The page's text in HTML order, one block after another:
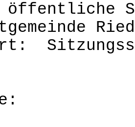
öffentliche